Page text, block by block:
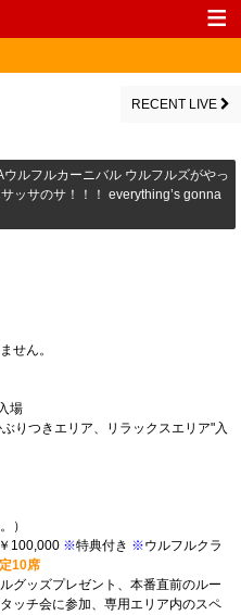
Goods
Link
RECENT LIVE
ルフルカーニバル ウルフルズがやっ
ッサのサ！！！ everything’s gonna
せん。
場
りつきエリア、リラックスエリア"入
）
100,000 ※特典付き ※ウルフルクラ
10席
グッズプレゼント、本番直前のルー
ッチ会に参加、専用エリア内のスペ